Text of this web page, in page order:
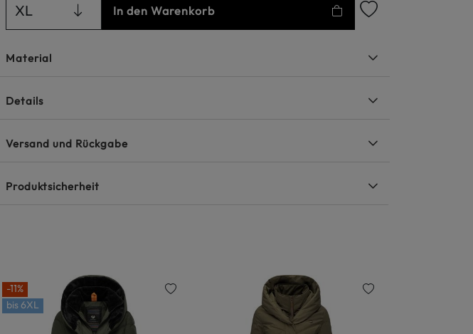
XL In den Warenkorb
Material
Details
Versand und Rückgabe
Produktsicherheit
-11%
bis6XL